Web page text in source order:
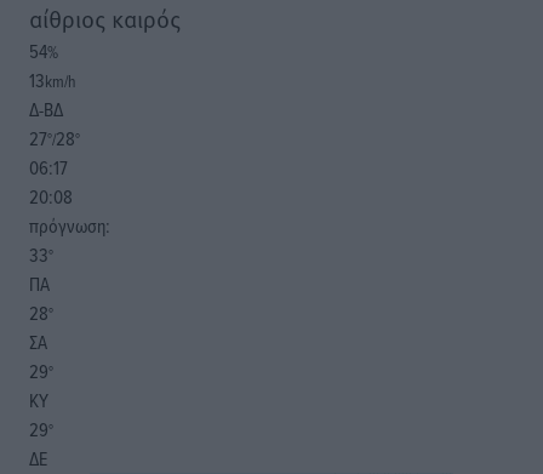
αίθριος καιρός
54%
13km/h
Δ-ΒΔ
27°/28°
06:17
20:08
πρόγνωση:
33°
ΠΑ
28°
ΣΑ
29°
ΚΥ
29°
ΔΕ